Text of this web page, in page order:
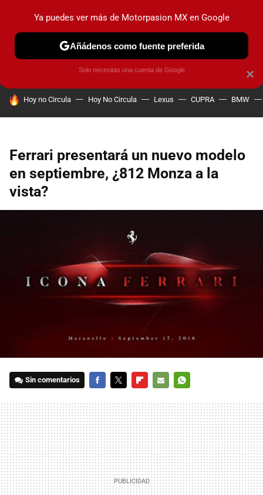
PRUEBAS INDUSTRIA HOY NO CIRCULA
HOY SE HABLA DE
Hoy no Circula Hoy No Circula Lexus CUPRA BMW
Ferrari presentará un nuevo modelo
en septiembre, ¿812 Monza a la
vista?
Sin comentarios
MAIL
×
Ya puedes ver más de Motorpasion MX en Google
Añádenos como fuente preferida
Solo necesitas una cuenta de Google